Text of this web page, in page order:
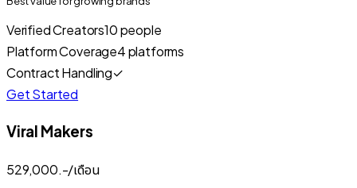
Verified Creators10people
Platform Coverage4platforms
Contract Handling✓
Get Started
Viral Makers
529,000.-/เดือน